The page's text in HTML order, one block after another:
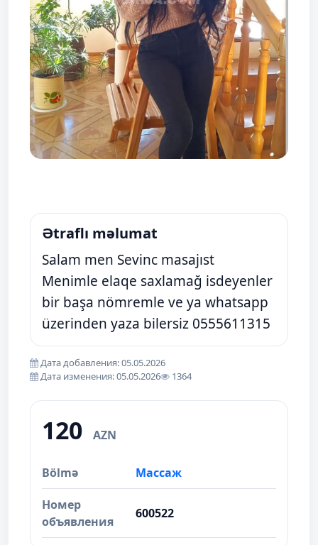
Ətraflı məlumat
Salam men Sevinc masajıst
Menimle elaqe saxlamağ isdeyenler
bir başa nömremle ve ya whatsapp
üzerinden yaza bilersiz 0555611315
Дата добавления: 05.05.2026
Дата изменения: 05.05.2026
1364
120 AZN
Bölmə Массаж
Номер
объявления
600522